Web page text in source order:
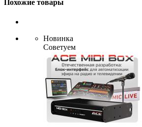
Похожие товары
Новинка
Советуем